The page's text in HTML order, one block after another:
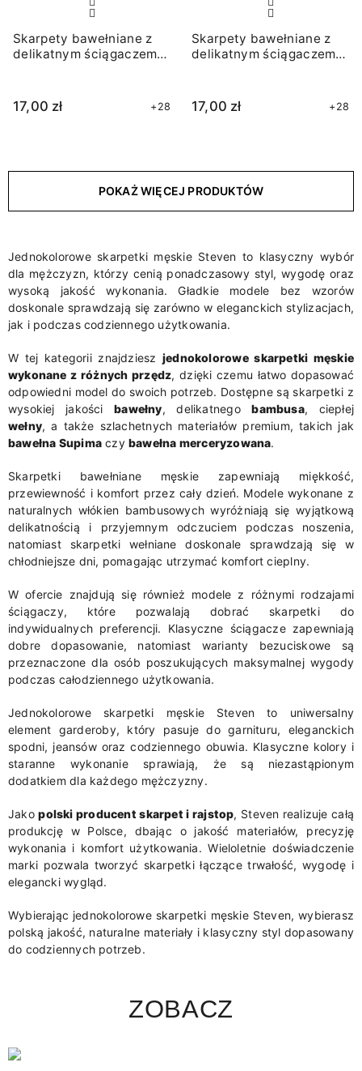
Skarpety bawełniane z
delikatnym ściągaczem
17,00 zł +28
Skarpety bawełniane z
delikatnym ściągaczem
17,00 zł +28
POKAŻ WIĘCEJ PRODUKTÓW
Jednokolorowe skarpetki męskie Steven to klasyczny wybór
dla mężczyzn, którzy cenią ponadczasowy styl, wygodę oraz
wysoką jakość wykonania. Gładkie modele bez wzorów
doskonale sprawdzają się zarówno w eleganckich stylizacjach,
jak i podczas codziennego użytkowania.
W tej kategorii znajdzieszjednokolorowe skarpetki męskie
wykonane z różnych przędz, dzięki czemu łatwo dopasować
odpowiedni model do swoich potrzeb. Dostępne są skarpetki z
wysokiej jakościbawełny, delikatnegobambusa, ciepłej
wełny, a także szlachetnych materiałów premium, takich jak
bawełna Supimaczybawełna merceryzowana.
Skarpetki bawełniane męskie zapewniają miękkość,
przewiewność i komfort przez cały dzień. Modele wykonane z
naturalnych włókien bambusowych wyróżniają się wyjątkową
delikatnością i przyjemnym odczuciem podczas noszenia,
natomiast skarpetki wełniane doskonale sprawdzają się w
chłodniejsze dni, pomagając utrzymać komfort cieplny.
W ofercie znajdują się również modele z różnymi rodzajami
ściągaczy, które pozwalają dobrać skarpetki do
indywidualnych preferencji. Klasyczne ściągacze zapewniają
dobre dopasowanie, natomiast warianty bezuciskowe są
przeznaczone dla osób poszukujących maksymalnej wygody
podczas całodziennego użytkowania.
Jednokolorowe skarpetki męskie Steven to uniwersalny
element garderoby, który pasuje do garnituru, eleganckich
spodni, jeansów oraz codziennego obuwia. Klasyczne kolory i
staranne wykonanie sprawiają, że są niezastąpionym
dodatkiem dla każdego mężczyzny.
Jakopolski producent skarpet i rajstop, Steven realizuje całą
produkcję w Polsce, dbając o jakość materiałów, precyzję
wykonania i komfort użytkowania. Wieloletnie doświadczenie
marki pozwala tworzyć skarpetki łączące trwałość, wygodę i
elegancki wygląd.
Wybierając jednokolorowe skarpetki męskie Steven, wybierasz
polską jakość, naturalne materiały i klasyczny styl dopasowany
do codziennych potrzeb.
ZOBACZ